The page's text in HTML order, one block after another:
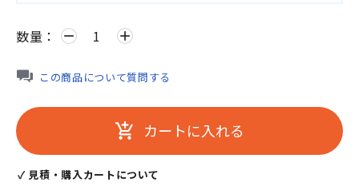
数量： remove add
この商品について質問する
add_shopping_cart カートに入れる
✓ 見積・購入カートについて